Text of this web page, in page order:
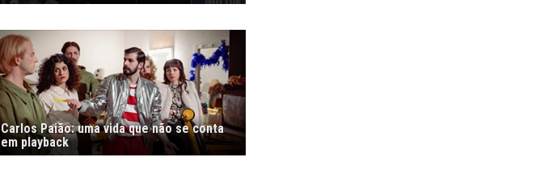
Carlos Paião: uma vida que não se conta
em playback